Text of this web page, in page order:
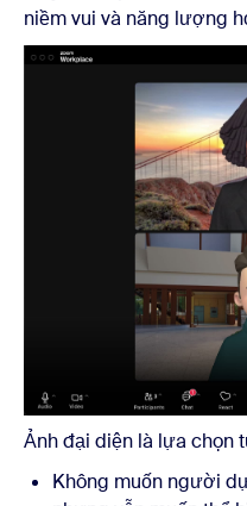
niềm vui và năng lượng
Ảnh đại diện là lựa chọn
Không muốn người